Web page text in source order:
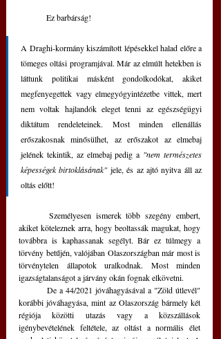
	Ez barbárság!
A Draghi-kormány kiszámított lépésekkel halad előre a
tömeges oltási programjával. Már az elmúlt hetekben is
láttunk politikai másként gondolkodókat, akiket
megfenyegettek vagy elmegyógyintézetbe vittek, mert
nem voltak hajlandók eleget tenni az egészségügyi
diktátum rendeleteinek. Most minden ellenállás
erőszakosnak minősülhet, az erőszakot az elmebaj
jelének tekintik, az elmebaj pedig a "nem természetes
képességek birtoklásának" jele, és az ajtó nyitva áll az
oltás előtt!
akiket köteleznek arra, hogy beoltassák magukat, hogy
továbbra is kaphassanak segélyt. Bár ez túlmegy a
törvény betűjén, valójában Olaszországban már most is
törvénytelen állapotok uralkodnak. Most minden
igazságtalanságot a járvány okán fognak elkövetni.
korábbi jóváhagyása, mint az Olaszország bármely két
régiója közötti utazás vagy a közszállások
igénybevételének feltétele, az oltást a normális élet